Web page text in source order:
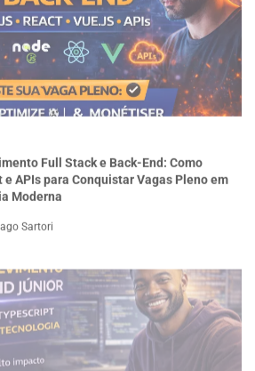
Full Stack e Back-End: Como
APIs para Conquistar Vagas Pleno em
Moderna
Sartori